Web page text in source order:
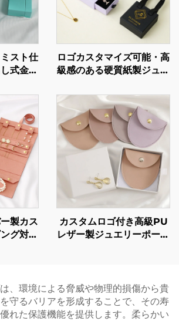
スト仕
式金庫
ジュエ
進的ア
ックス
ロゴカスタマイズ可能・高
級感のある硬質紙製ジュエ
ックレス・指輪用／リボン
取っ手付き／ブランド化ギ
フトボックス／大量注文対
応）
製カス
グ対応
プ）
カスタムロゴ付き高級PU
レザー製ジュエリーポーチ
クレス・イヤリング・リン
グ収納用）
、環境による脅威や物理的損傷から貴
守るバリアを形成することで、その寿
れた保護機能を提供します。柔らかい